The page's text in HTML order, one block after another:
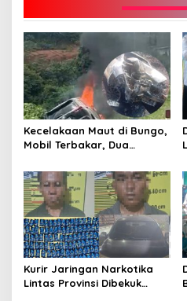
Kecelakaan Maut di Bungo,
Mobil Terbakar, Dua
Tempat
Kurir Jaringan Narkotika
Lintas Provinsi Dibekuk